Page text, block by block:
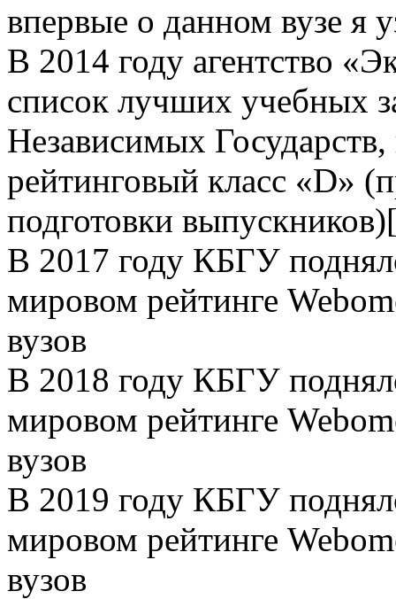
впервые о данном вузе я
В 2014 году агентство
список лучших учебных
Независимых
рейтинговый класс «D»
подготовки
В 2017 году КБГУ
мировом рейтинге
вузов
В 2018 году КБГУ
мировом рейтинге
вузов
В 2019 году КБГУ
мировом рейтинге
вузов